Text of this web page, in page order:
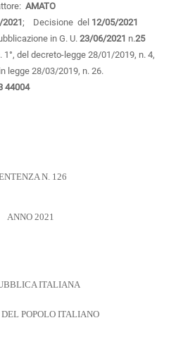
AMATO
; Decisione del 12/05/2021
in G. U. 23/06/2021 n.25
del decreto-legge 28/01/2019, n. 4,
legge 28/03/2019, n. 26.
44004
N. 126
ANNO 2021
ITALIANA
POPOLO ITALIANO